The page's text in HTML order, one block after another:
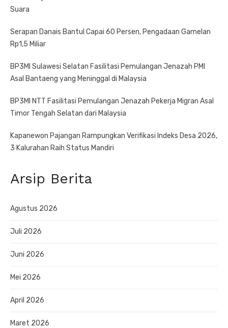
Suara
Serapan Danais Bantul Capai 60 Persen, Pengadaan Gamelan
Rp1,5 Miliar
BP3MI Sulawesi Selatan Fasilitasi Pemulangan Jenazah PMI
Asal Bantaeng yang Meninggal di Malaysia
BP3MI NTT Fasilitasi Pemulangan Jenazah Pekerja Migran Asal
Timor Tengah Selatan dari Malaysia
Kapanewon Pajangan Rampungkan Verifikasi Indeks Desa 2026,
3 Kalurahan Raih Status Mandiri
Arsip Berita
Agustus 2026
Juli 2026
Juni 2026
Mei 2026
April 2026
Maret 2026